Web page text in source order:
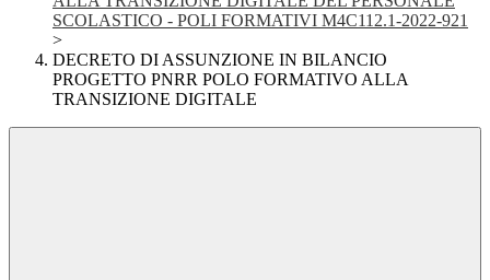
SCOLASTICO - POLI FORMATIVI M4C112.1-2022-921
>
DECRETO DI ASSUNZIONE IN BILANCIO
PROGETTO PNRR POLO FORMATIVO ALLA
TRANSIZIONE DIGITALE